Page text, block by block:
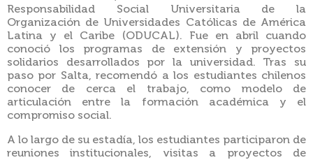
Responsabilidad Social Universitaria de la
Organización de Universidades Católicas de América
Latina y el Caribe (ODUCAL). Fue en abril cuando
conoció los programas de extensión y proyectos
solidarios desarrollados por la universidad. Tras su
paso por Salta, recomendó a los estudiantes chilenos
conocer de cerca el trabajo, como modelo de
articulación entre la formación académica y el
compromiso social.
A lo largo de su estadía, los estudiantes participaron de
reuniones institucionales, visitas a proyectos de